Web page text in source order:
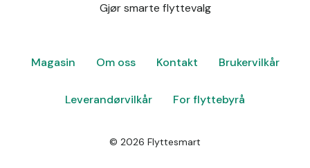
Gjør smarte flyttevalg
Magasin Om oss Kontakt Brukervilkår
Leverandørvilkår For flyttebyrå
© 2026 Flyttesmart